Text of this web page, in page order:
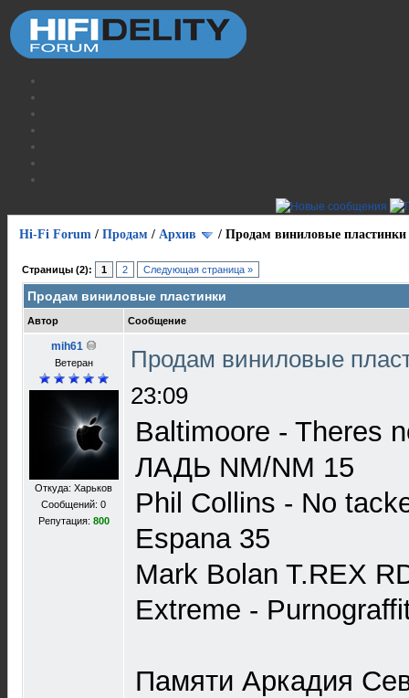
Hi-Fi Forum / Продам / Архив / Продам виниловые пластинки
Страницы (2): 1 2 Следующая страница »
Продам виниловые пластинки
Автор Сообщение
mih61
Ветеран
Откуда: Харьков
Сообщений: 0
Репутация: 800
Продам виниловые
23:09
Baltimoore - Theres
ЛАДЬ NM/NM 15
Phil Collins - No
Espana 35
Mark Bolan T.REX
Extreme -
Памяти Аркадия